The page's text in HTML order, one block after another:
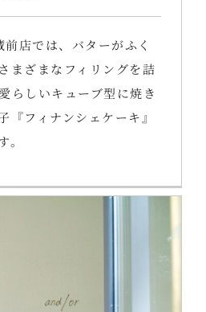
店では、バターがふく
まざまなフィリングを詰
らしいキューブ型に焼き
『フィナンシェケーキ』